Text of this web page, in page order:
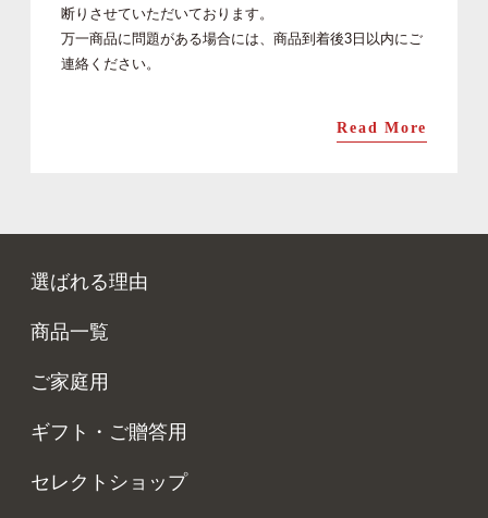
断りさせていただいております。
万一商品に問題がある場合には、商品到着後3日以内にご
連絡ください。
Read More
選ばれる理由
商品一覧
ご家庭用
ギフト・ご贈答用
セレクトショップ